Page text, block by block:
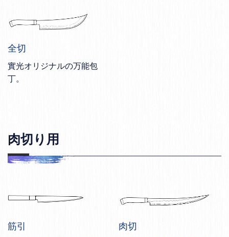
全切
實光オリジナルの万能包
丁。
肉切り用
筋引 肉切